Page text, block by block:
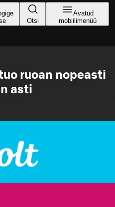
Otsi
Avatud
mobiilimenüü
ruoan nopeasti
asti